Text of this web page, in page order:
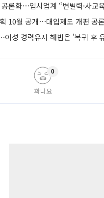
론화⋯입시업계 “변별력·사교
10월 공개⋯대입제도 개편 공
성 경력유지 해법은 '복귀 후
화나요
0